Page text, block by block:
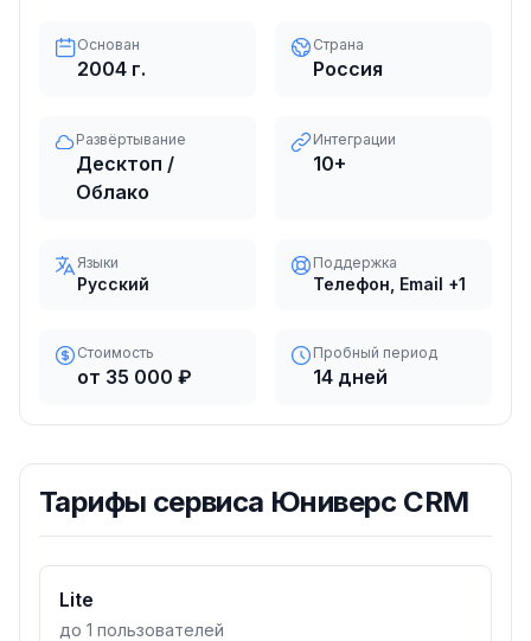
Основан
2004 г.
Страна
Россия
Развёртывание
Десктоп /
Облако
Интеграции
10+
Языки
Русский
Поддержка
Телефон, Email +1
Стоимость
от 35 000 ₽
Пробный период
14 дней
Тарифы сервиса Юниверс CRM
Lite
до 1 пользователей